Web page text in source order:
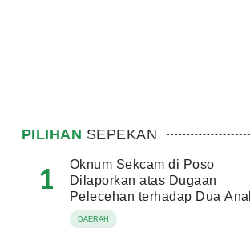
PILIHAN SEPEKAN
1
Oknum Sekcam di Poso
Dilaporkan atas Dugaan
Pelecehan terhadap Dua
Bawah Umur
DAERAH